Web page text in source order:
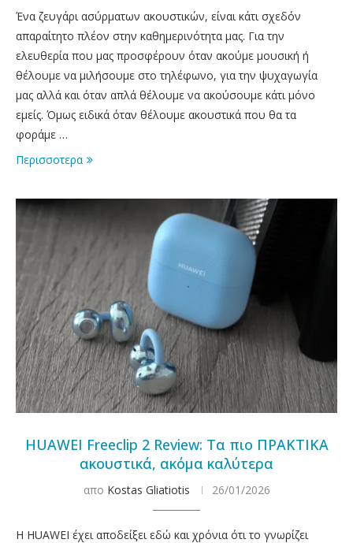
Ένα ζευγάρι ασύρματων ακουστικών, είναι κάτι σχεδόν
απαραίτητο πλέον στην καθημερινότητα μας. Για την
ελευθερία που μας προσφέρουν όταν ακούμε μουσική ή
θέλουμε να μιλήσουμε στο τηλέφωνο, για την ψυχαγωγία
μας αλλά και όταν απλά θέλουμε να ακούσουμε κάτι μόνο
εμείς. Όμως ειδικά όταν θέλουμε ακουστικά που θα τα
φοράμε …
Περισσοτερα
HUAWEI Freeclip 2 Review: Τα πιο ΠΡΑΚΤΙΚΑ
ακουστικά, ακόμα καλύτερα
απο Kostas Gliatiotis 26/01/2026
Η HUAWEI έχει αποδείξει εδώ και χρόνια ότι το γνωρίζει